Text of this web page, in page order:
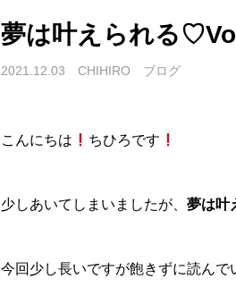
夢は叶えられる
2021.12.03 CHIHIRO ブログ
こんにちは ちひろです
少しあいてしまいましたが、 夢は叶
今回少し長いですが飽きずに読ん